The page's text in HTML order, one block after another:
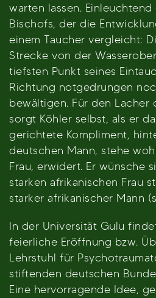
warten lassen.
Bischofs, der die
einem Taucher vergleicht:
Strecke von der
tiefsten Punkt seines
Richtung notgedrungen
bewältigen. Für den Lacher
sorgt Köhler selbst, als er
gerichtete Kompliment,
deutschen Mann, stehe
Frau, erwidert. Er wünsche
starken afrikanischen Frau
starker afrikanischer Mann
In der Universität Gulu
feierliche Eröffnung bzw.
Lehrstuhl für
stiftenden deutschen
Eine hervorragende Idee,